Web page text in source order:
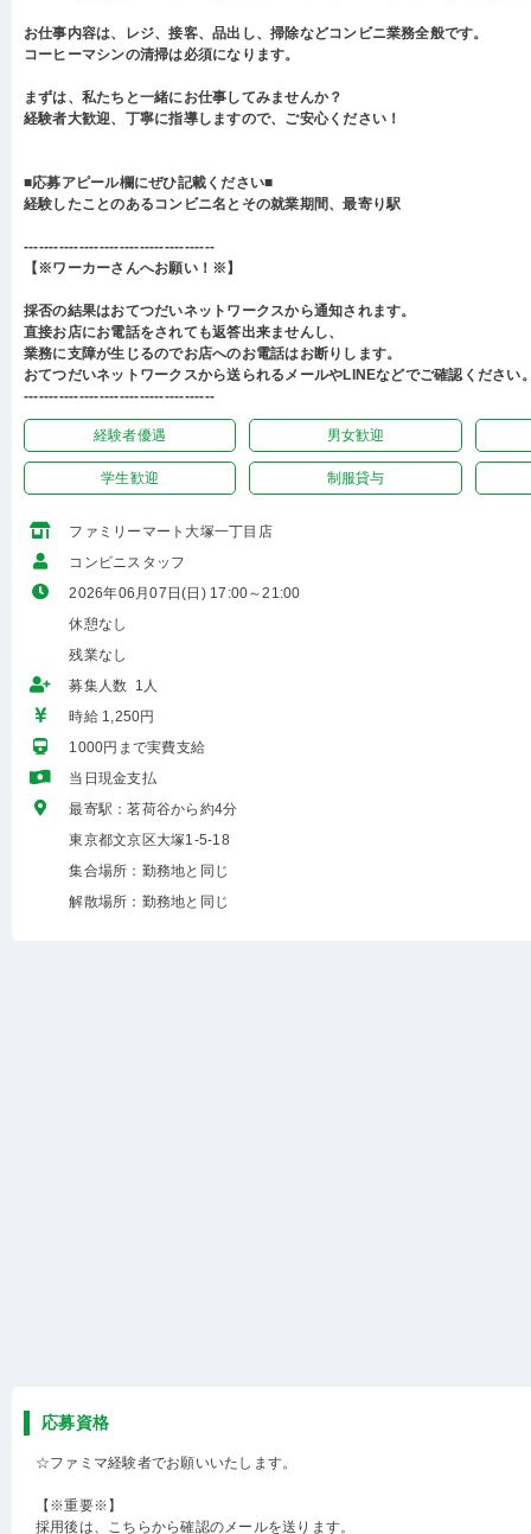
お仕事内容は、レジ、接客、品出し、掃除などコンビニ業務全般です。
コーヒーマシンの清掃は必須になります。
まずは、私たちと一緒にお仕事してみませんか？
経験者大歓迎、丁寧に指導しますので、ご安心ください！
■応募アピール欄にぜひ記載ください■
経験したことのあるコンビニ名とその就業期間、最寄り駅
--------------------------------------
【※ワーカーさんへお願い！※】
採否の結果はおてつだいネットワークスから通知されます。
直接お店にお電話をされても返答出来ませんし、
業務に支障が生じるのでお店へのお電話はお断りします。
おてつだいネットワークスから送られるメールやLINEなどでご確認ください
--------------------------------------
経験者優遇 男女歓迎
学生歓迎 制服貸与
ファミリーマート大塚一丁目店
コンビニスタッフ
2026年06月07日(日) 17:00～21:00
休憩なし
残業なし
募集人数 1人
時給 1,250円
1000円まで実費支給
当日現金支払
最寄駅：茗荷谷から約4分
東京都文京区大塚1-5-18
集合場所：勤務地と同じ
解散場所：勤務地と同じ
応募資格
☆ファミマ経験者でお願いいたします。
【※重要※】
採用後は、こちらから確認のメールを送ります。